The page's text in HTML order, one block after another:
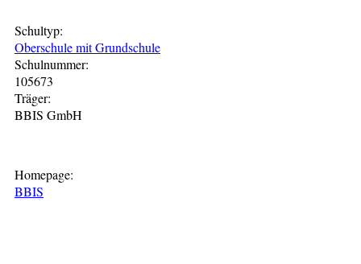
Schultyp:
Oberschule mit Grundschule
Schulnummer:
105673
Träger:
BBIS GmbH
Homepage:
BBIS